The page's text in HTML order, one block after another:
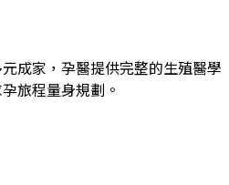
成家，孕醫提供完整的生殖醫學
旅程量身規劃。